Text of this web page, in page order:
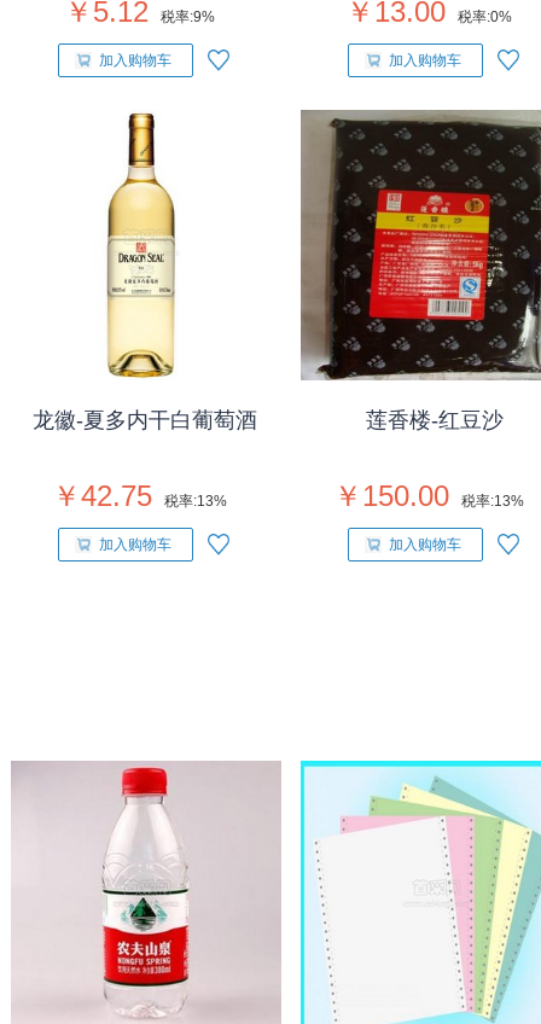
￥5.12 税率:9%
加入购物车
￥13.00 税率:0%
加入购物车
龙徽-夏多内干白葡萄酒
￥42.75 税率:13%
加入购物车
莲香楼-红豆沙
￥150.00 税率:13%
加入购物车